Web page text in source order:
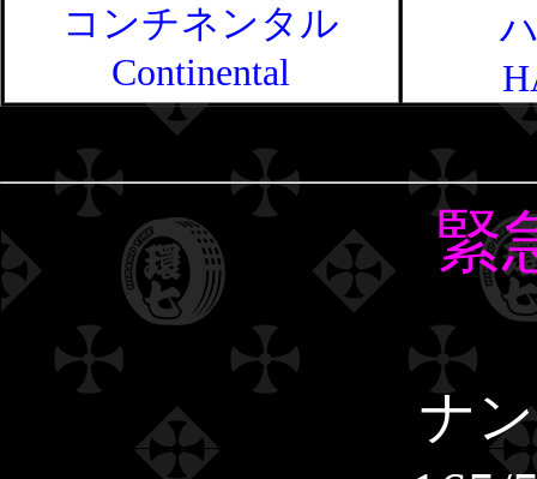
コンチネンタル
Continental
緊
ナ